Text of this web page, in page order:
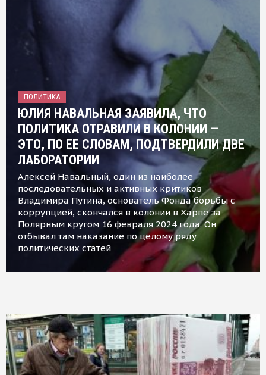
ПОЛИТИКА
ЮЛИЯ НАВАЛЬНАЯ ЗАЯВИЛА, ЧТО
ПОЛИТИКА ОТРАВИЛИ В КОЛОНИИ —
ЭТО, ПО ЕЕ СЛОВАМ, ПОДТВЕРДИЛИ ДВЕ
ЛАБОРАТОРИИ
Алексей Навальный, один из наиболее
последовательных и активных критиков
Владимира Путина, основатель Фонда борьбы с
коррупцией, скончался в колонии в Харпе за
Полярным кругом 16 февраля 2024 года. Он
отбывал там наказание по целому ряду
политических статей